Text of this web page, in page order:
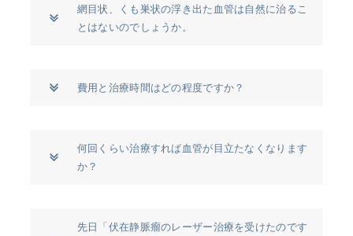
網目状、くも巣状の浮き出た血管は自然に治るこ
とはないのでしょうか。
費用と治療時間はどの程度ですか？
何回くらい治療すれば血管が目立たなくなります
か？
先日「伏在静脈瘤のレーザー治療を受けたのです